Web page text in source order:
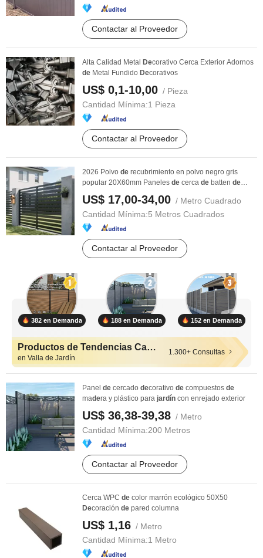
Contactar al Proveedor
Alta Calidad Metal Decorativo Cerca Exterior Adornos
de Metal Fundido Decorativos
US$ 0,1-10,00 / Pieza
Cantidad Mínima:1 Pieza
Contactar al Proveedor
2026 Polvo de recubrimiento en polvo negro gris
popular 20X60mm Paneles de cerca de batten de
hierro ...
US$ 17,00-34,00 / Metro Cuadrado
Cantidad Mínima:5 Metros Cuadrados
Contactar al Proveedor
382 en Demanda 188 en Demanda 152 en Demanda
Productos de Tendencias Calientes
en Valla de Jardín
1.300+ Consultas
Panel de cercado decorativo de compuestos de
madera y plástico para jardín con enrejado exterior
US$ 36,38-39,38 / Metro
Cantidad Mínima:200 Metros
Contactar al Proveedor
Cerca WPC de color marrón ecológico 50X50
Decoración de pared columna
US$ 1,16 / Metro
Cantidad Mínima:1 Metro